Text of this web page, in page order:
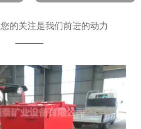
您的关注是我们前进的动力
——